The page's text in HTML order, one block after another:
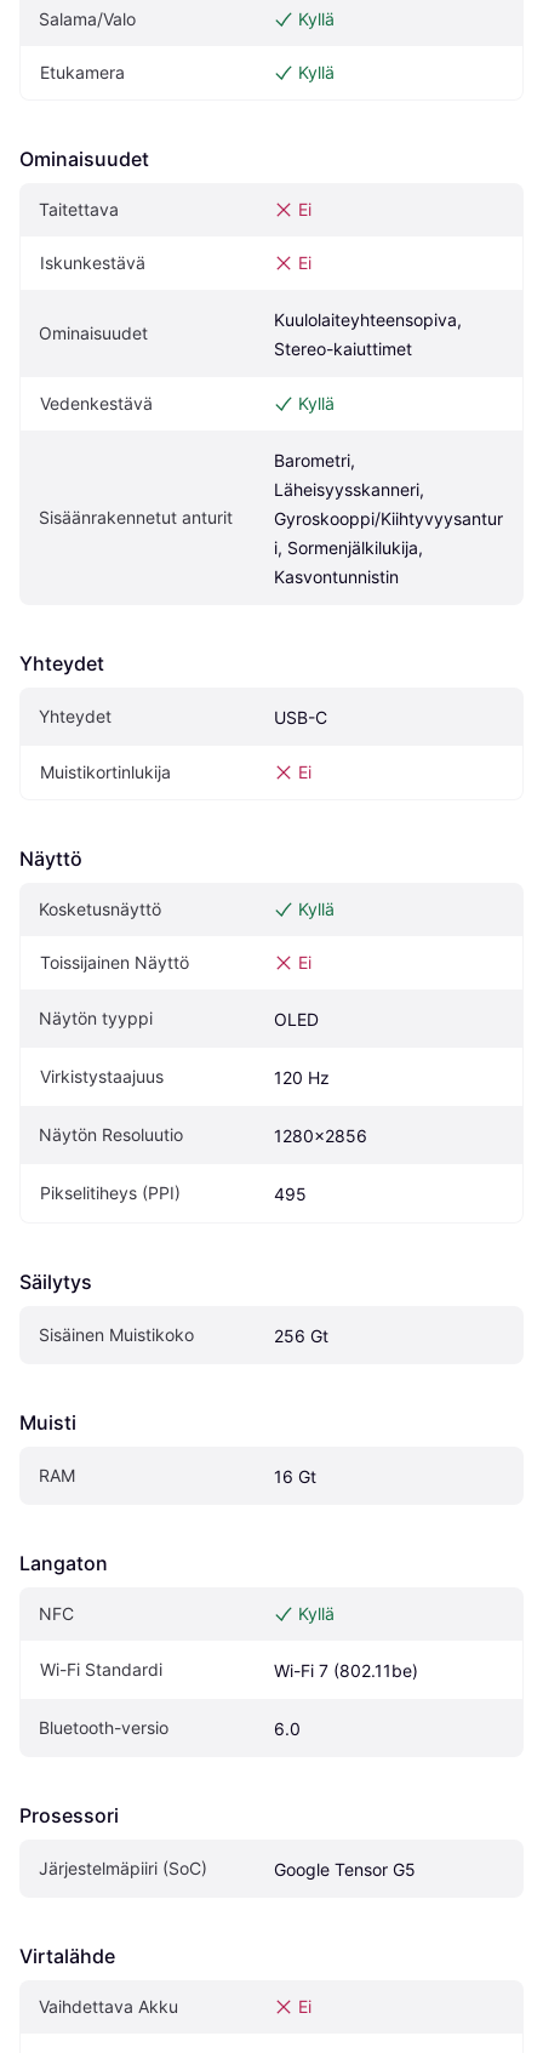
Salama/Valo Kyllä
Etukamera Kyllä
Ominaisuudet
Taitettava Ei
Iskunkestävä Ei
Ominaisuudet
Kuulolaiteyhteensopiva,
Stereo-kaiuttimet
Vedenkestävä Kyllä
Sisäänrakennetut anturit
Barometri,
Läheisyysskanneri,
Gyroskooppi/Kiihtyvyysantur
i, Sormenjälkilukija,
Kasvontunnistin
Yhteydet
Yhteydet USB-C
Muistikortinlukija Ei
Näyttö
Kosketusnäyttö Kyllä
Toissijainen Näyttö Ei
Näytön tyyppi OLED
Virkistystaajuus 120 Hz
Näytön Resoluutio 1280x2856
Pikselitiheys (PPI) 495
Säilytys
Sisäinen Muistikoko 256 Gt
Muisti
RAM 16 Gt
Langaton
NFC Kyllä
Wi-Fi Standardi Wi-Fi 7 (802.11be)
Bluetooth-versio 6.0
Prosessori
Järjestelmäpiiri (SoC) Google Tensor G5
Virtalähde
Vaihdettava Akku Ei